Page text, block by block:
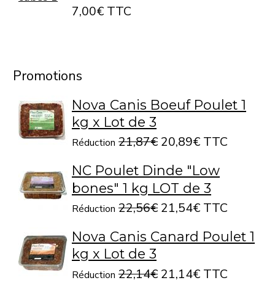
7,00€ TTC
Promotions
Nova Canis Boeuf Poulet 1
kg x Lot de 3
Réduction 21,87€ 20,89€ TTC
NC Poulet Dinde "Low
bones" 1 kg LOT de 3
Réduction 22,56€ 21,54€ TTC
Nova Canis Canard Poulet 1
kg x Lot de 3
Réduction 22,14€ 21,14€ TTC